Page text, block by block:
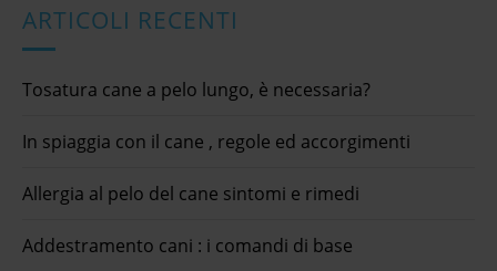
ARTICOLI RECENTI
Tosatura cane a pelo lungo, è necessaria?
In spiaggia con il cane , regole ed accorgimenti
Allergia al pelo del cane sintomi e rimedi
Addestramento cani : i comandi di base